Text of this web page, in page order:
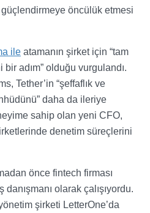
öncülük etmesi
ile atamanın şirket için “tam
adım” olduğu vurgulandı.
Tether’in “şeffaflık ve
daha da ileriye
sahip olan yeni CFO,
denetim süreçlerini
önce fintech firması
olarak çalışıyordu.
şirketi LetterOne’da